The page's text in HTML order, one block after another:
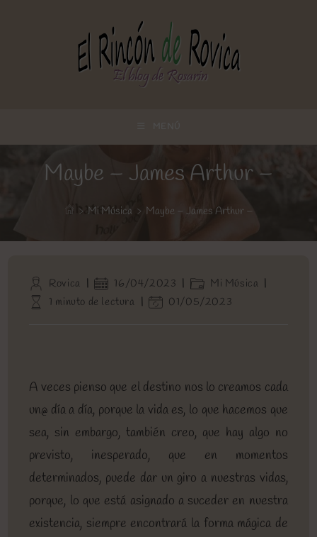
Maybe – James Arthur –
> Mi Música > Maybe – James Arthur –
Autor
de
la
Rovica
Publicación
de
la
16/04/2023
Categoría
de
la
Mi Música
Tiempo1 minuto de lectura
Última01/05/2023
A veces pienso que el destino nos lo creamos cada
un@ día a día, porque la vida es, lo que hacemos que
sea, sin embargo, también creo, que hay algo no
previsto, inesperado, que en momentos
determinados, puede dar un giro a nuestras vidas,
porque, lo que está asignado a suceder en nuestra
existencia, siempre encontrará la forma mágica de